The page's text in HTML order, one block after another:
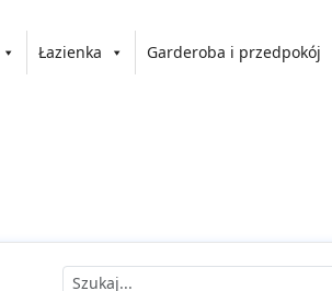
Łazienka Garderoba i przedpokój